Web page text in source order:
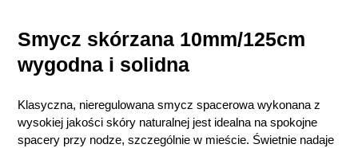
Smycz skórzana 10mm/125cm
wygodna i solidna
Klasyczna, nieregulowana smycz spacerowa wykonana z
wysokiej jakości skóry naturalnej jest idealna na spokojne
spacery przy nodze, szczególnie w mieście. Świetnie nadaje